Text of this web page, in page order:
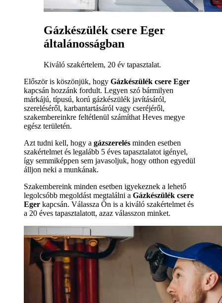
Gázkészülék csere Eger
általánosságban
Kiváló szakértelem, 20 év tapasztalat.
Először is köszönjük, hogy Gázkészülék csere Eger
kapcsán hozzánk fordult. Legyen szó bármilyen
márkájú, típusú, korú gázkészülék javításáról,
szereléséről, karbantartásáról vagy cseréjéről,
szakembereinkre feltétlenül számíthat Heves megye
egész területén.
Azt tudni kell, hogy a gázszerelés minden esetben
szakértelmet és legalább 5 éves tapasztalatot igényel,
így semmiképpen sem javasoljuk, hogy otthon egyedül
álljon neki a munkának.
Szakembereink minden esetben igyekeznek a lehető
legolcsóbb megoldást megtalálni a Gázkészülék csere
Eger kapcsán. Válassza Ön is a kiváló szakértelmet és
a 20 éves tapasztalatott, azaz válasszon minket.